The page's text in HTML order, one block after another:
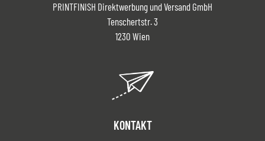
PRINTFINISH Direktwerbung und Versand GmbH
Tenschertstr. 3
1230 Wien
KONTAKT